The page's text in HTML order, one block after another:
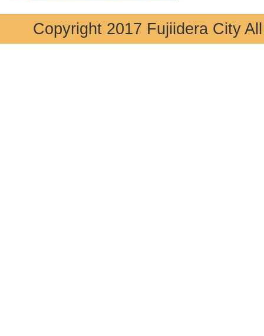
Copyright 2017 Fujiidera City